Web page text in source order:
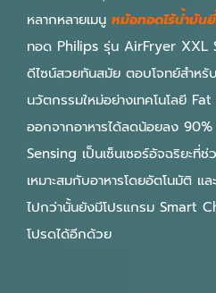
หลากหลายเมนู หม้อทอดไร้น้ำมัน
ทอด Philips รุ่น AirFryer XXL
ดีไซน์สวยทันสมัย ตอบโจทย์สำห
นวัตกรรมใหม่อย่างเทคโนโลยี
ออกจากอาหารได้ลดน้อยลง 90%
Sensing เป็นเซ็นเซอร์อัจฉริยะที่
เหมาะสมกับอาหารโดยอัตโนมัติ แ
ไปกว่านั้นยังมีโปรแกรม Smart
โปรดได้อีกด้วย